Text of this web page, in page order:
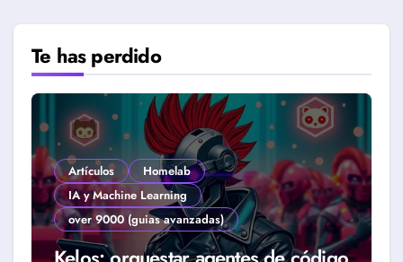
Te has perdido
Artículos
Homelab
IA y Machine Learning
over 9000 (guias avanzadas)